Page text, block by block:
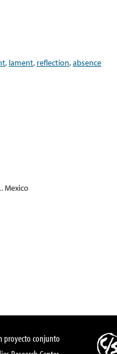
, lament, reflection,absence
Mexico
proyecto conjunto